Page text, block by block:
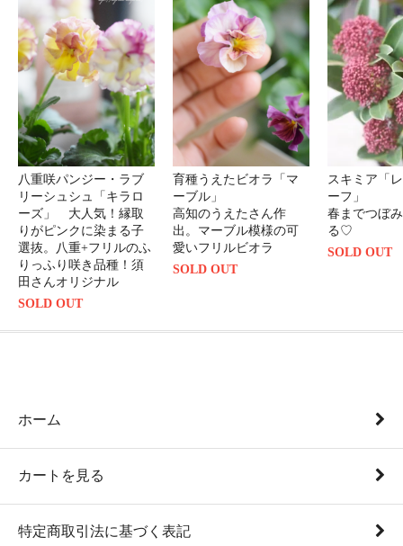
八重咲パンジー・ラブ
リーシュシュ「キラロ
ーズ」 大人気！縁取
りがピンクに染まる子
選抜。八重+フリルのふ
りっふり咲き品種！須
田さんオリジナル
SOLD OUT
育種うえたビオラ「マ
ーブル」
高知のうえたさん作
出。マーブル模様の可
愛いフリルビオラ
SOLD OUT
スキミア「
ーフ」
春までつぼ
る♡
SOLD OUT
ホーム
カートを見る
特定商取引法に基づく表記